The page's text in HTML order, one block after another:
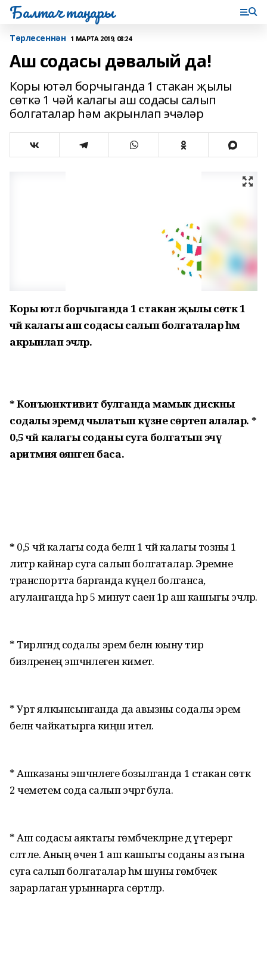
Балтач таңнары
Tөрлесеннән 1 МАРТА 2019, 08:24
Аш содасы дәвалый да!
Коры ютәл борчыганда 1 стакан җылы
сөткә 1 чәй калагы аш содасы салып
болгаталар һәм акрынлап эчәләр
Коры ютәл борчыганда 1 стакан җылы сөткә 1
чәй калагы аш содасы салып болгаталар һәм
акрынлап эчәләр.
* Конъюнктивит булганда мамык дискны
содалы эремәдә чылатып күзне сөртеп алалар. *
0,5 чәй калагы соданы суга болгатып эчү
аритмия өянәген баса.
* 0,5 чәй калагы сода белән 1 чәй калагы тозны 1
литр кайнар суга салып болгаталар. Эремәне
транспортта барганда күңел болганса,
агуланганда һәр 5 минут саен 1әр аш кашыгы эчәләр.
* Тирләгәндә содалы эремә белән юыну тир
бизләренең эшчәнлеген киметә.
* Урт ялкынсынганда да авызны содалы эремә
белән чайкатырга киңәш ителә.
* Ашказаны эшчәнлеге бозылганда 1 стакан сөткә
2 чеметем сода салып эчәргә була.
* Аш содасы аяктагы гөмбәчекләрне дә үтерергә
сәләтле. Аның өчен 1 аш кашыгы соданы аз гына
суга салып болгаталар һәм шуны гөмбәчек
зарарлаган урыннарга сөртәләр.